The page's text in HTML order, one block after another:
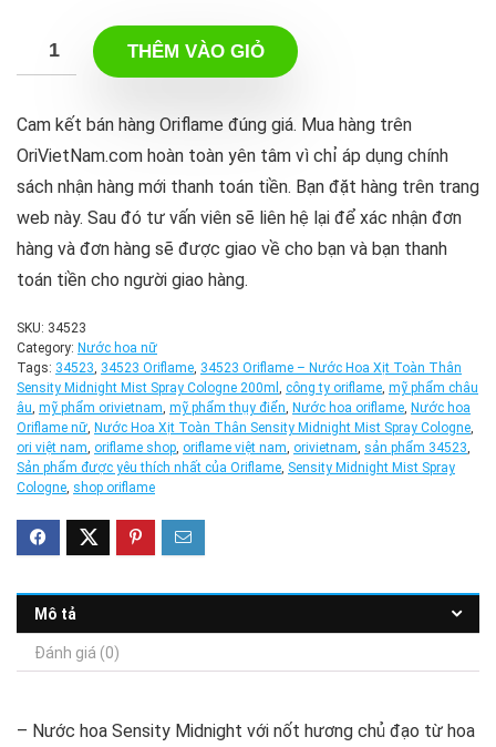
THÊM VÀO GIỎ
Cam kết bán hàng Oriflame đúng giá. Mua hàng trên
OriVietNam.com hoàn toàn yên tâm vì chỉ áp dụng chính
sách nhận hàng mới thanh toán tiền. Bạn đặt hàng trên trang
web này. Sau đó tư vấn viên sẽ liên hệ lại để xác nhận đơn
hàng và đơn hàng sẽ được giao về cho bạn và bạn thanh
toán tiền cho người giao hàng.
SKU: 34523
Category: Nước hoa nữ
Tags: 34523, 34523 Oriflame, 34523 Oriflame – Nước Hoa Xịt Toàn Thân
Sensity Midnight Mist Spray Cologne 200ml , công ty oriflame, mỹ phẩm châu
âu, mỹ phẩm orivietnam, mỹ phẩm thụy điển, Nước hoa oriflame, Nước hoa
Oriflame nữ, Nước Hoa Xịt Toàn Thân Sensity Midnight Mist Spray Cologne,
ori việt nam, oriflame shop, oriflame việt nam, orivietnam, sản phẩm 34523,
Sản phẩm được yêu thích nhất của Oriflame, Sensity Midnight Mist Spray
Cologne, shop oriflame
Mô tả
Đánh giá (0)
– Nước hoa Sensity Midnight với nốt hương chủ đạo từ hoa